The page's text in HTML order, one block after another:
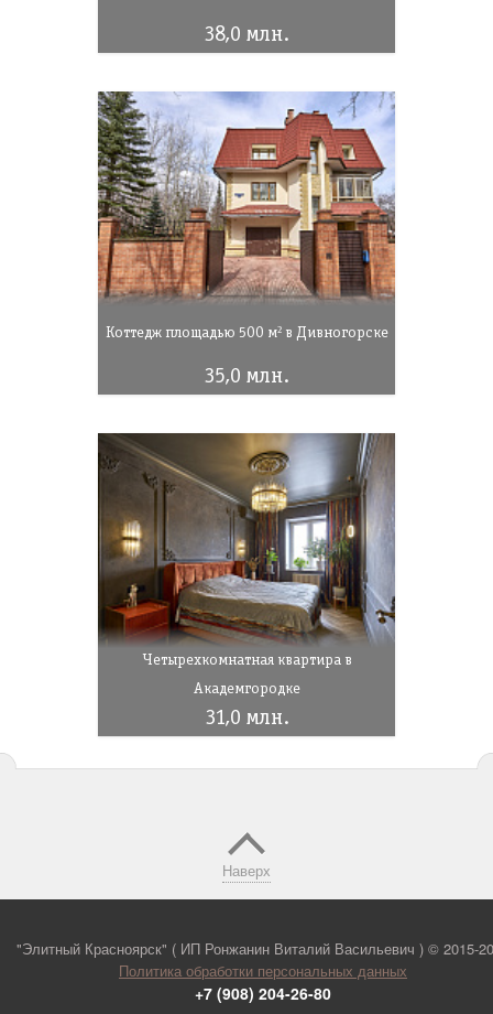
38,0 млн.
Коттедж площадью 500 м² в Дивногорске
35,0 млн.
Четырехкомнатная квартира в
Академгородке
31,0 млн.
Наверх
"Элитный Красноярск" ( ИП Ронжанин Виталий Васильевич ) © 2015-
Политика обработки персональных данных
+7 (908) 204-26-80